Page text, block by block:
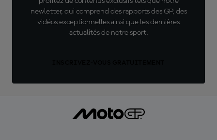
newletter, qui comprend des rapports des GP, des
vidéos exceptionnelles ainsi que les dernières
actualités de notre sport.